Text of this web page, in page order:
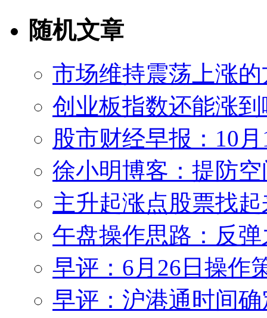
随机文章
市场维持震荡上涨
创业板指数还能涨
股市财经早报：10
徐小明博客：提防
主升起涨点股票找
午盘操作思路：反
早评：6月26日操作
早评：沪港通时间